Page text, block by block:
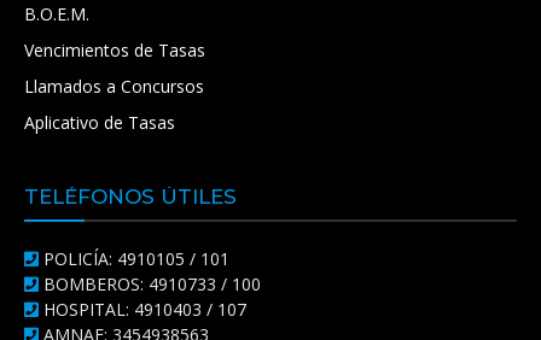
B.O.E.M.
Vencimientos de Tasas
Llamados a Concursos
Aplicativo de Tasas
TELÉFONOS ÚTILES
POLICÍA: 4910105 / 101
BOMBEROS: 4910733 / 100
HOSPITAL: 4910403 / 107
AMNAF: 3454938563